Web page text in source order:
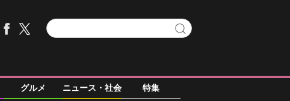
グルメ ニュース・社会 特集